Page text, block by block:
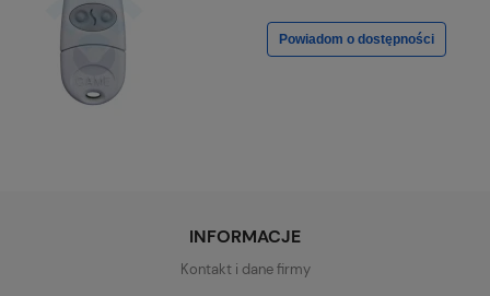
Powiadom o dostępności
INFORMACJE
Kontakt i dane firmy